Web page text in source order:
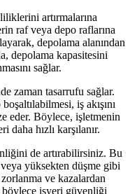
artırmalarına
raf veya depo raflarına
depolama alanından
depolama kapasitesini
sağlar.
zaman tasarrufu sağlar.
iş akışını
eder. Böylece, işletmenin
hızlı karşılanır.
de artırabilirsiniz. Bu
yüksekten düşme gibi
ve kazalardan
böylece işyeri güvenliği